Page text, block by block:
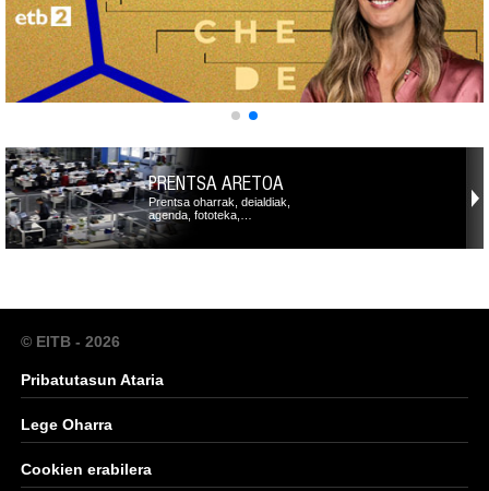
PRENTSA ARETOA
Prentsa oharrak, deialdiak,
agenda, fototeka,…
© EITB - 2026
Pribatutasun Ataria
Lege Oharra
Cookien erabilera